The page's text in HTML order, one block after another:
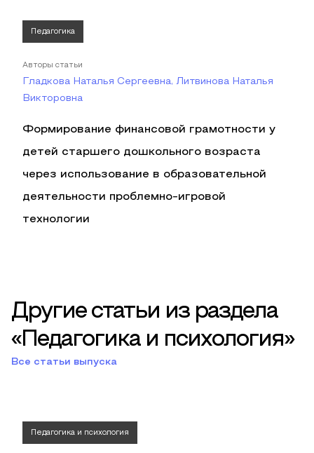
Педагогика
Авторы статьи
Гладкова Наталья Сергеевна, Литвинова Наталья
Викторовна
Формирование финансовой грамотности у
детей старшего дошкольного возраста
через использование в образовательной
деятельности проблемно-игровой
технологии
Другие статьи из раздела
«Педагогика и психология»
Все статьи выпуска
Педагогика и психология